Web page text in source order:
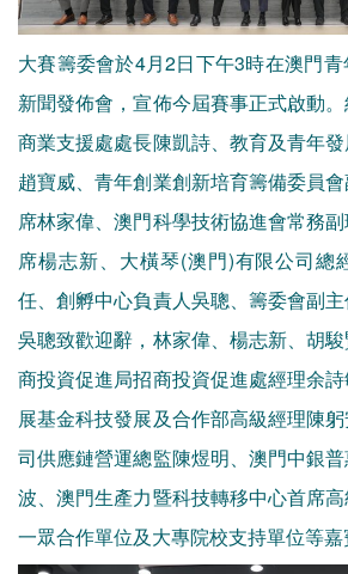
大賽籌委會於4月2日下午3時在澳門
新聞發佈會，宣佈今屆賽事正式啟動
商業支援處處長陳凱詩、教育及青年
趙寶威、青年創業創新培育籌備委員
席林家偉、澳門科學技術協進會常務
席楊志新、大橫琴(澳門)有限公司總
任、創孵中心負責人吳聰、籌委會副
吳聰致歡迎辭，林家偉、楊志新、胡
商投資促進局招商投資促進處經理余
展基金科技發展及合作部高級經理陳
司供應鏈營運總監陳煜明、澳門中銀
波、澳門生產力暨科技轉移中心首席
一眾合作單位及大專院校支持單位等嘉